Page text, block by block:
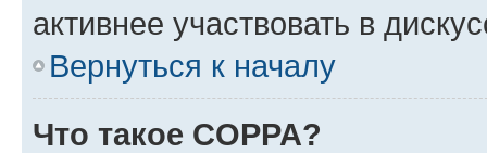
активнее участвовать в
Вернуться к началу
Что такое COPPA?